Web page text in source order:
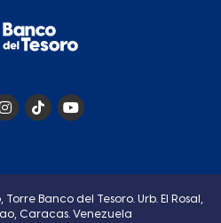
Banco del Tesoro. Urb. El Rosal,
Caracas. Venezuela